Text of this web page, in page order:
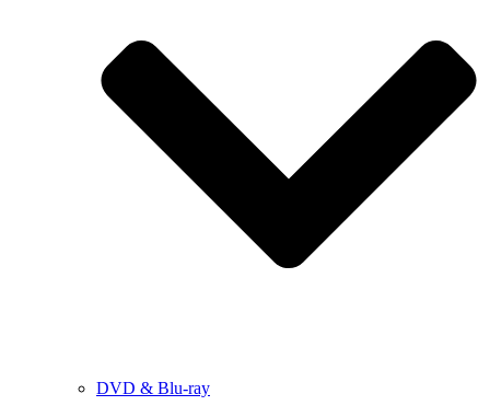
DVD & Blu-ray